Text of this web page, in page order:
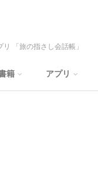
「旅の指さし会話帳」
籍 アプリ